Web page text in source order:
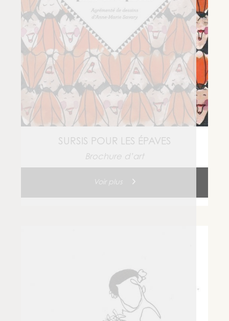
SURSIS POUR LES ÉPAVES
Brochure d’art
Voir plus